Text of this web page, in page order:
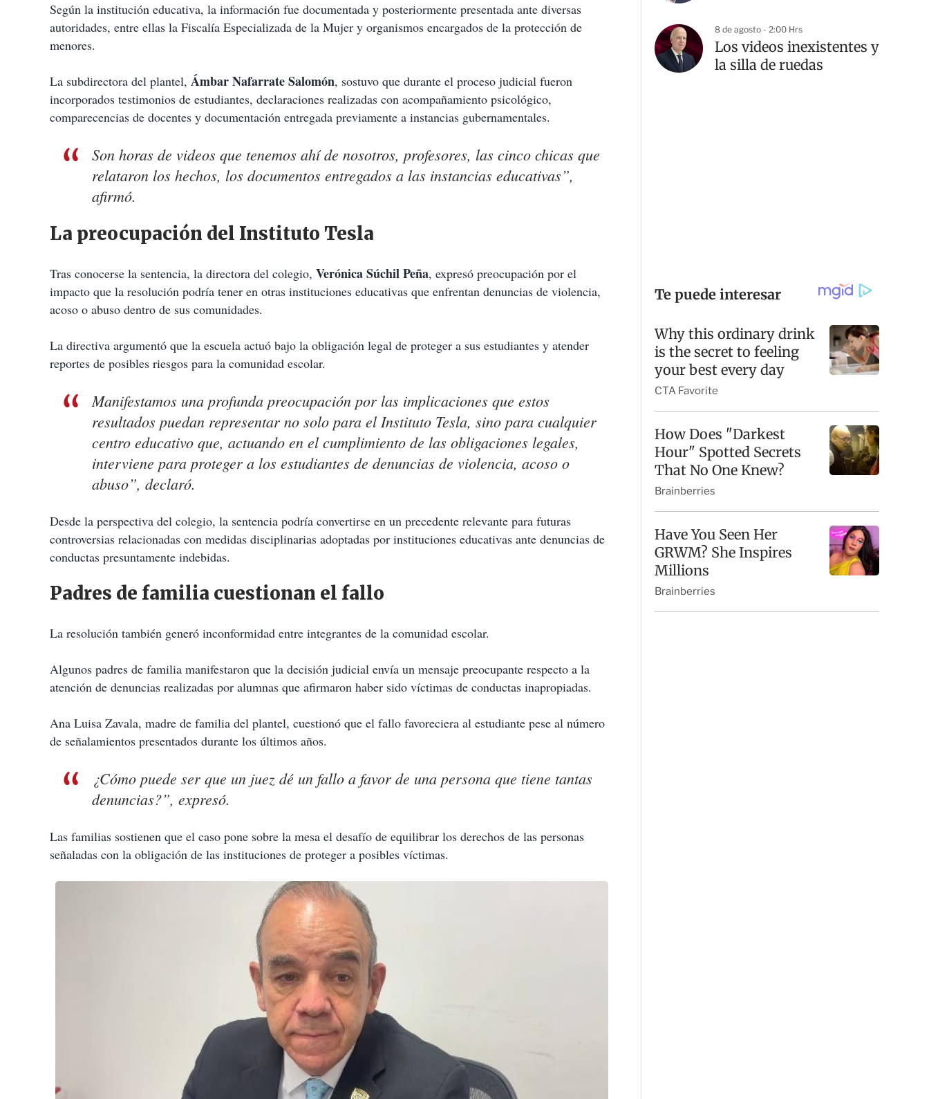
Según la institución educativa, la información fue documentada y posteriormente presentada ante diversas
autoridades, entre ellas la Fiscalía Especializada de la Mujer y organismos encargados de la protección de
menores.
La subdirectora del plantel, Ámbar Nafarrate Salomón, sostuvo que durante el proceso judicial fueron
incorporados testimonios de estudiantes, declaraciones realizadas con acompañamiento psicológico,
comparecencias de docentes y documentación entregada previamente a instancias gubernamentales.
Son horas de videos que tenemos ahí de nosotros, profesores, las cinco chicas que
relataron los hechos, los documentos entregados a las instancias educativas”,
afirmó.
La preocupación del Instituto Tesla
Tras conocerse la sentencia, la directora del colegio, Verónica Súchil Peña, expresó preocupación por el
impacto que la resolución podría tener en otras instituciones educativas que enfrentan denuncias de violencia,
acoso o abuso dentro de sus comunidades.
La directiva argumentó que la escuela actuó bajo la obligación legal de proteger a sus estudiantes y atender
reportes de posibles riesgos para la comunidad escolar.
Manifestamos una profunda preocupación por las implicaciones que estos
resultados puedan representar no solo para el Instituto Tesla, sino para cualquier
centro educativo que, actuando en el cumplimiento de las obligaciones legales,
interviene para proteger a los estudiantes de denuncias de violencia, acoso o
abuso”, declaró.
Desde la perspectiva del colegio, la sentencia podría convertirse en un precedente relevante para futuras
controversias relacionadas con medidas disciplinarias adoptadas por instituciones educativas ante denuncias de
conductas presuntamente indebidas.
Padres de familia cuestionan el fallo
La resolución también generó inconformidad entre integrantes de la comunidad escolar.
Algunos padres de familia manifestaron que la decisión judicial envía un mensaje preocupante respecto a la
atención de denuncias realizadas por alumnas que afirmaron haber sido víctimas de conductas inapropiadas.
Ana Luisa Zavala, madre de familia del plantel, cuestionó que el fallo favoreciera al estudiante pese al número
de señalamientos presentados durante los últimos años.
¿Cómo puede ser que un juez dé un fallo a favor de una persona que tiene tantas
denuncias?”, expresó.
Las familias sostienen que el caso pone sobre la mesa el desafío de equilibrar los derechos de las personas
señaladas con la obligación de las instituciones de proteger a posibles víctimas.
8 de agosto - 2:00 Hrs
Los videos inexistentes y
la silla de ruedas